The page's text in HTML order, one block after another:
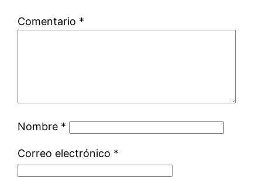
Comentario *
Nombre *
Correo electrónico *